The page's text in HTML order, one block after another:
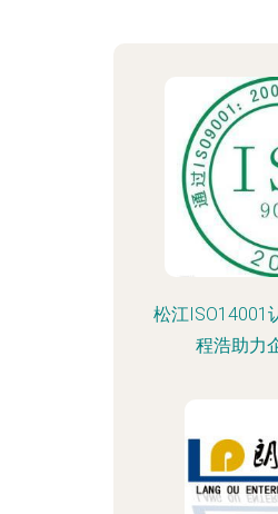
松江ISO14001
程浩助力